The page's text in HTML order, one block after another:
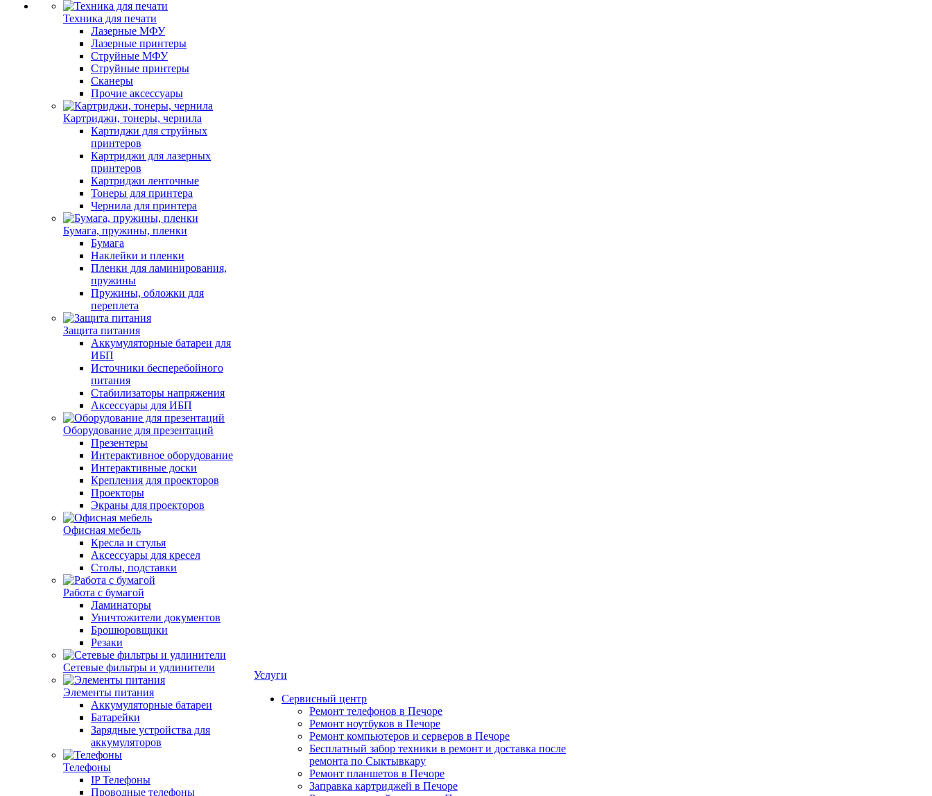
Техника для печати
Лазерные МФУ
Лазерные принтеры
Струйные МФУ
Струйные принтеры
Сканеры
Прочие аксессуары
Картриджи, тонеры, чернила
Картиджи для струйных
принтеров
Картриджи для лазерных
принтеров
Картриджи ленточные
Тонеры для принтера
Чернила для принтера
Бумага, пружины, пленки
Бумага
Наклейки и пленки
Пленки для ламинирования,
пружины
Пружины, обложки для
переплета
Защита питания
Аккумуляторные батареи для
ИБП
Источники бесперебойного
питания
Стабилизаторы напряжения
Аксессуары для ИБП
Оборудование для презентаций
Презентеры
Интерактивное оборудование
Интерактивные доски
Крепления для проекторов
Проекторы
Экраны для проекторов
Офисная мебель
Кресла и стулья
Аксессуары для кресел
Столы, подставки
Работа с бумагой
Ламинаторы
Уничтожители документов
Брошюровщики
Резаки
Сетевые фильтры и удлинители
Элементы питания
Аккумуляторные батареи
Батарейки
Зарядные устройства для
аккумуляторов
Телефоны
IP Телефоны
Проводные телефоны
Услуги
Сервисный центр
Ремонт телефонов в Печоре
Ремонт ноутбуков в Печоре
Ремонт компьютеров и серверов в Печоре
Бесплатный забор техники в ремонт и доставка после
ремонта по Сыктывкару
Ремонт планшетов в Печоре
Заправка картриджей в Печоре